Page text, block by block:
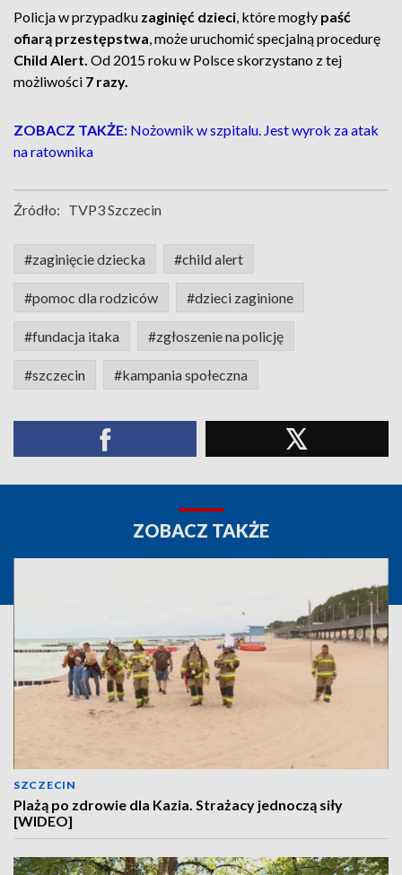
Policja w przypadku zaginięć dzieci, które mogły paść
ofiarą przestępstwa, może uruchomić specjalną procedurę
Child Alert. Od 2015 roku w Polsce skorzystano z tej
możliwości 7 razy.
ZOBACZ TAKŻE: Nożownik w szpitalu. Jest wyrok za atak
na ratownika
Źródło: TVP3 Szczecin
#zaginięcie dziecka #child alert
#pomoc dla rodziców #dzieci zaginione
#fundacja itaka #zgłoszenie na policję
#szczecin #kampania społeczna
ZOBACZ TAKŻE
SZCZECIN
Plażą po zdrowie dla Kazia. Strażacy jednoczą siły
[WIDEO]